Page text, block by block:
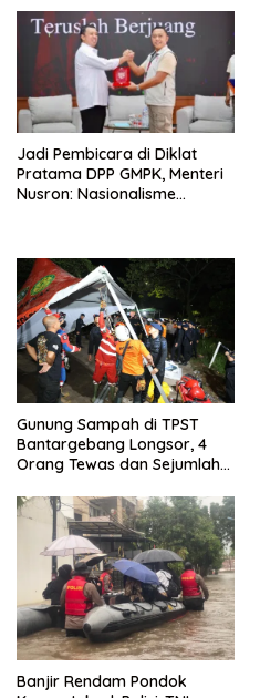
Jadi Pembicara di Diklat
Pratama DPP GMPK, Menteri
Nusron: Nasionalisme
Gunung Sampah di TPST
Bantargebang Longsor, 4
Orang Tewas dan Sejumlah
Banjir Rendam Pondok